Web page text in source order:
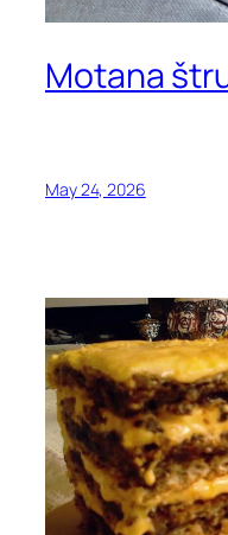
Motana
May 24, 2026